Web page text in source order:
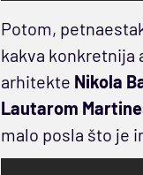
Potom,
kakva konkretnija
arhitekte Nikola
Lautarom
malo posla što je